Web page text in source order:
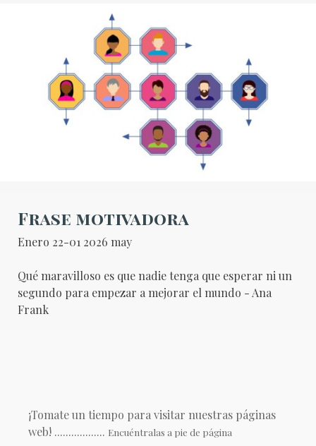
Frase motivadora
Enero 22-01 2026 may
Qué maravilloso es que nadie tenga que esperar ni un
segundo para empezar a mejorar el mundo - Ana
Frank
¡Tomate un tiempo para visitar nuestras páginas
web! .................. Encuéntralas a pie de página